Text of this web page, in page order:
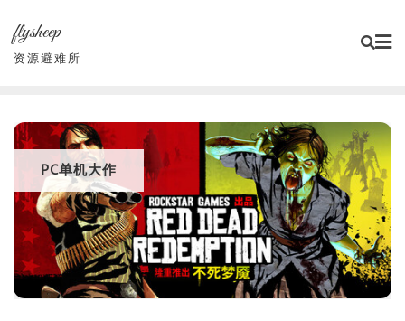
content
flysheep
资源避难所
PC单机大作